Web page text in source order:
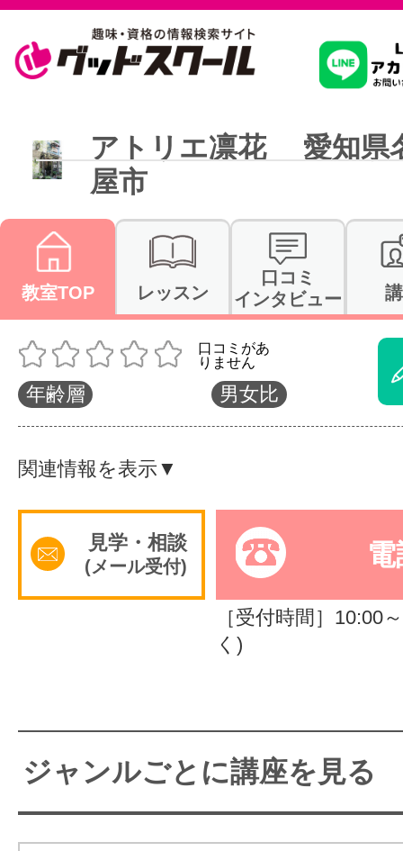
習いたいこ
駅・路線か
通信講座を
やりたいこ
特集をみる
掲載のお問
アトリエ凛花 愛知県
屋市
教室TOP レッスン
口コミ
インタビュー
年齢層 男女比
関連情報を表示▼
見学・相談
(メール受付)
［受付時間］10:00
く)
ジャンルごとに講座を見る